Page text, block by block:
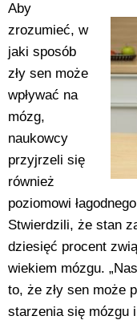
Aby
zrozumieć, w
jaki sposób
zły sen może
wpływać na
mózg,
naukowcy
przyjrzeli się
również
poziomowi
Stwierdzili, że stan
dziesięć procent
wiekiem mózgu.
to, że zły sen może
starzenia się mózgu